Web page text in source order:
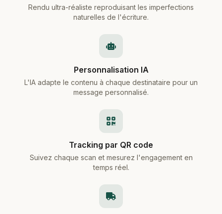
Rendu ultra-réaliste reproduisant les imperfections
naturelles de l'écriture.
Personnalisation IA
L'IA adapte le contenu à chaque destinataire pour un
message personnalisé.
Tracking par QR code
Suivez chaque scan et mesurez l'engagement en
temps réel.